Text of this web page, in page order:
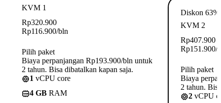
KVM 1
Rp320.900
Rp116.900/bln
Pilih paket
Biaya perpanjangan Rp193.900/bln untuk
2 tahun. Bisa dibatalkan kapan saja.
1 vCPU core
4 GB RAM
Diskon 63%
KVM 2
Rp407.900
Rp151.900/
Pilih paket
Biaya
2 tahun.
2 vCPU